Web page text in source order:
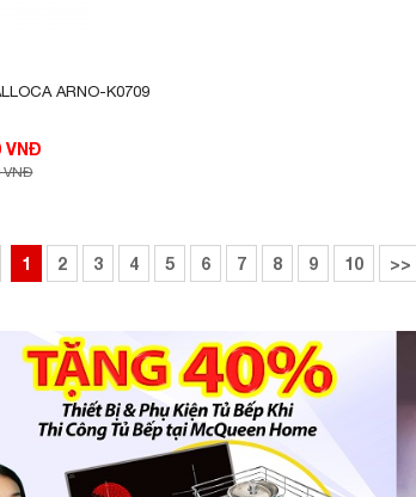
ARNO-K0709
4.955.500 VNĐ
VNĐ
1 2 3 4 5 6 7 8 9 10 >>